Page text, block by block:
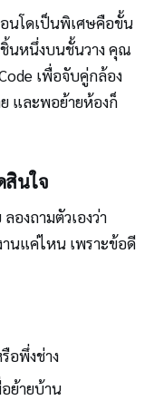
นโดเป็นพิเศษคือขั้น
ชิ้นหนึ่งบนชั้นวาง คุณ
เพื่อจับคู่กล้อง
และพอย้ายห้องก็
นใจ
องถามตัวเองว่า
นแค่ไหน เพราะข้อดี
อพึ่งช่าง
ย้ายบ้าน